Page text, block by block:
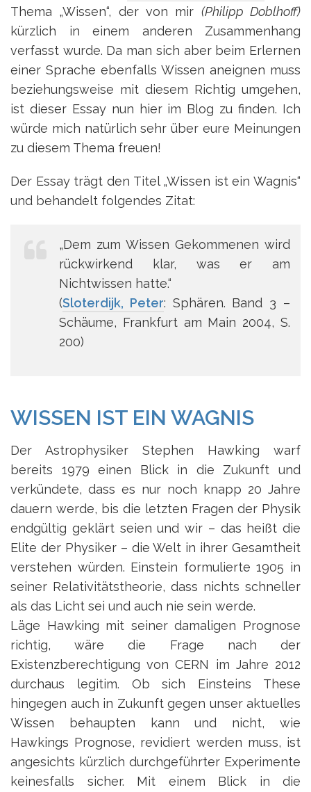
Thema „Wissen“, der von mir (Philipp Doblhoff)
kürzlich in einem anderen Zusammenhang
verfasst wurde. Da man sich aber beim Erlernen
einer Sprache ebenfalls Wissen aneignen muss
beziehungsweise mit diesem Richtig umgehen,
ist dieser Essay nun hier im Blog zu finden. Ich
würde mich natürlich sehr über eure Meinungen
zu diesem Thema freuen!
Der Essay trägt den Titel „Wissen ist ein Wagnis“
und behandelt folgendes Zitat:
„Dem zum Wissen Gekommenen wird
rückwirkend klar, was er am
Nichtwissen hatte.“
(Sloterdijk, Peter: Sphären. Band 3 –
Schäume, Frankfurt am Main 2004, S.
200)
WISSEN IST EIN WAGNIS
Der Astrophysiker Stephen Hawking warf
bereits 1979 einen Blick in die Zukunft und
verkündete, dass es nur noch knapp 20 Jahre
dauern werde, bis die letzten Fragen der Physik
endgültig geklärt seien und wir – das heißt die
Elite der Physiker – die Welt in ihrer Gesamtheit
verstehen würden. Einstein formulierte 1905 in
seiner Relativitätstheorie, dass nichts schneller
als das Licht sei und auch nie sein werde.
Läge Hawking mit seiner damaligen Prognose
richtig, wäre die Frage nach der
Existenzberechtigung von CERN im Jahre 2012
durchaus legitim. Ob sich Einsteins These
hingegen auch in Zukunft gegen unser aktuelles
Wissen behaupten kann und nicht, wie
Hawkings Prognose, revidiert werden muss, ist
angesichts kürzlich durchgeführter Experimente
keinesfalls sicher. Mit einem Blick in die